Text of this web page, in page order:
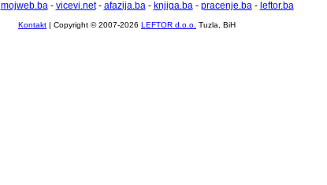
mojweb.ba- vicevi.net- afazija.ba- knjiga.ba- pracenje.ba- leftor.ba
Kontakt | Copyright © 2007-2026 LEFTOR d.o.o. Tuzla, BiH